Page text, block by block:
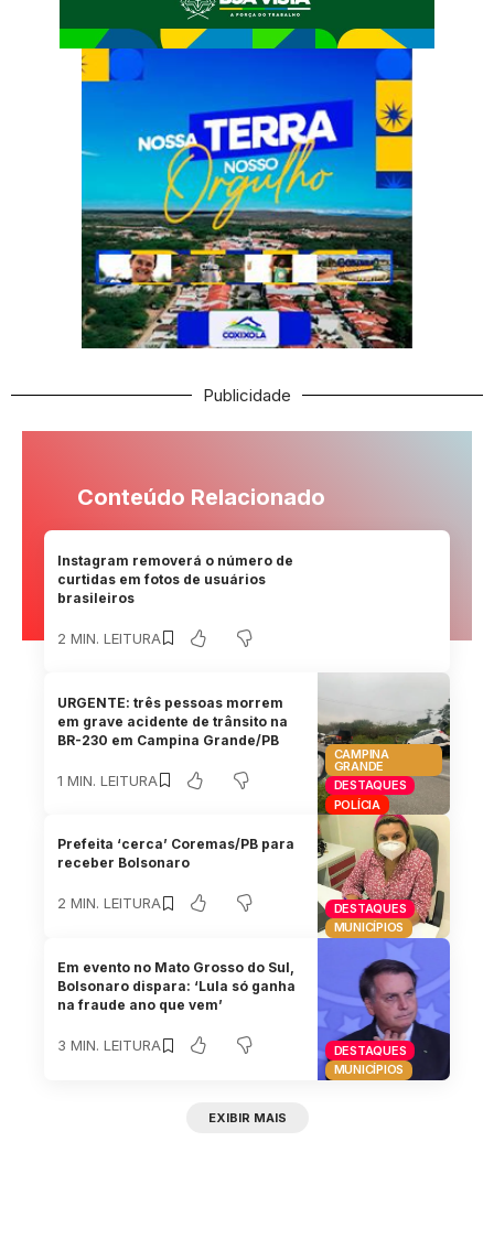
Publicidade
Conteúdo Relacionado
Instagram removerá o número de
curtidas em fotos de usuários
brasileiros
2 MIN. LEITURA
CAMPINA
GRANDE
DESTAQUES
POLÍCIA
URGENTE: três pessoas morrem
em grave acidente de trânsito na
BR-230 em Campina Grande/PB
1 MIN. LEITURA
DESTAQUES
MUNICÍPIOS
Prefeita ‘cerca’ Coremas/PB para
receber Bolsonaro
2 MIN. LEITURA
DESTAQUES
MUNICÍPIOS
Em evento no Mato Grosso do Sul,
Bolsonaro dispara: ‘Lula só ganha
na fraude ano que vem’
3 MIN. LEITURA
EXIBIR MAIS